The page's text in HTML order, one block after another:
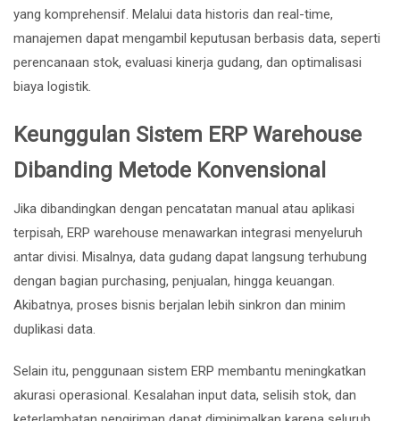
yang komprehensif. Melalui data historis dan real-time,
manajemen dapat mengambil keputusan berbasis data, seperti
perencanaan stok, evaluasi kinerja gudang, dan optimalisasi
biaya logistik.
Keunggulan Sistem ERP Warehouse
Dibanding Metode Konvensional
Jika dibandingkan dengan pencatatan manual atau aplikasi
terpisah, ERP warehouse menawarkan integrasi menyeluruh
antar divisi. Misalnya, data gudang dapat langsung terhubung
dengan bagian purchasing, penjualan, hingga keuangan.
Akibatnya, proses bisnis berjalan lebih sinkron dan minim
duplikasi data.
Selain itu, penggunaan sistem ERP membantu meningkatkan
akurasi operasional. Kesalahan input data, selisih stok, dan